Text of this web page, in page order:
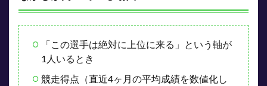
「この選手は絶対に上位に来る」という軸が
1人いるとき
競走得点（直近4ヶ月の平均成績を数値化し